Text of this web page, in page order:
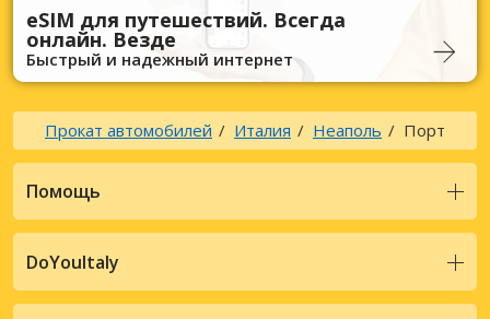
eSIM для путешествий. Всегда
онлайн. Везде
Быстрый и надежный интернет
Прокат автомобилей Италия Неаполь Порт
Помощь
DoYouItaly